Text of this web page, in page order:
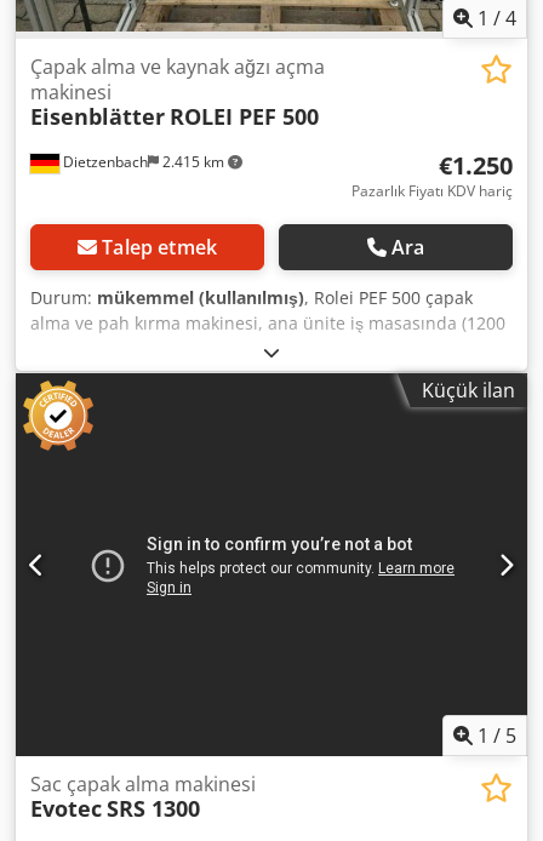
1 /4
Dietzenbach 2.415 km
Çapak alma ve kaynak ağzı açma
makinesi
Eisenblätter ROLEI PEF 500
€1.250
Pazarlık Fiyatı KDV hariç
Talep etmek Ara
Durum: mükemmel (kullanılmış), Rolei PEF 500 çapak
alma ve pah kırma makinesi, ana ünite iş masasında (1200
x 788 mm, genişlik x derinlik) alüminyum profillerden,
paslanmaz çelik üst yüzeyli. "İş masası" HARİÇ fiyat: 950 €
Crsdpfsgkwcksx Aczef
Küçük ilan
1 / 5
Sac çapak alma makinesi
EvotecSRS 1300